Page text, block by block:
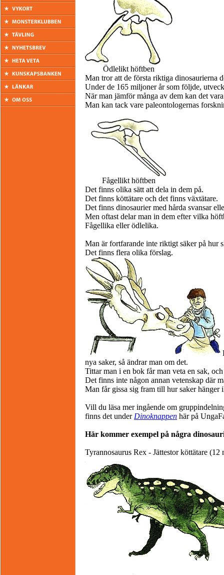
Ödlelikt höftben
Man tror att de första riktiga dinosaurierna
Under de 165 miljoner år som följde,
När man jämför många av dem kan det
Man kan tack vare paleontologernas
Fågellikt höftben
Det finns olika sätt att dela in dem på.
Det finns köttätare och det finns växtätare.
Det finns dinosaurier med hårda svansar
Men oftast delar man in dem efter vilka
Fågellika eller ödlelika.
Man är fortfarande inte riktigt säker på hur
Det finns flera olika förslag.
nya saker, så ändrar man om det.
Tittar man i en bok får man veta en sak,
Det finns inte någon annan vetenskap där
Man får gissa sig fram till hur saker hänger
Vill du läsa mer ingående om
finns det under Dinoknappen här på
Här kommer exempel på några
Tyrannosaurus Rex - Jättestor köttätare (12